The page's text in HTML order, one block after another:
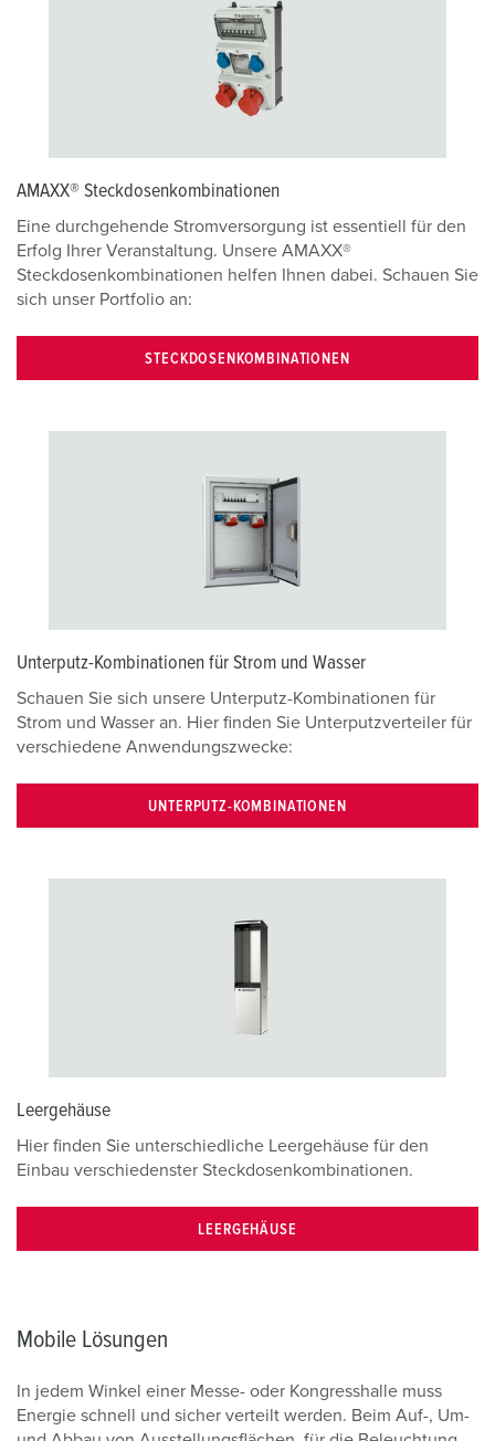
AMAXX® Steckdosenkombinationen
Eine durchgehende Stromversorgung ist essentiell für den
Erfolg Ihrer Veranstaltung. Unsere AMAXX®
Steckdosenkombinationen helfen Ihnen dabei. Schauen Sie
sich unser Portfolio an:
STECKDOSENKOMBINATIONEN
Unterputz-Kombinationen für Strom und Wasser­
Schauen Sie sich unsere Unterputz-Kombinationen für
Strom und Wasser an. Hier finden Sie Unterputzverteiler für
verschiedene Anwendungszwecke:
UNTERPUTZ-KOMBINATIONEN
Leergehäuse
Hier finden Sie unterschiedliche Leergehäuse für den
Einbau verschiedenster Steckdosenkombinationen.
LEERGEHÄUSE
Mobile Lösungen
In jedem Winkel einer Messe- oder Kongresshalle muss
Energie schnell und sicher verteilt werden. Beim Auf-, Um-